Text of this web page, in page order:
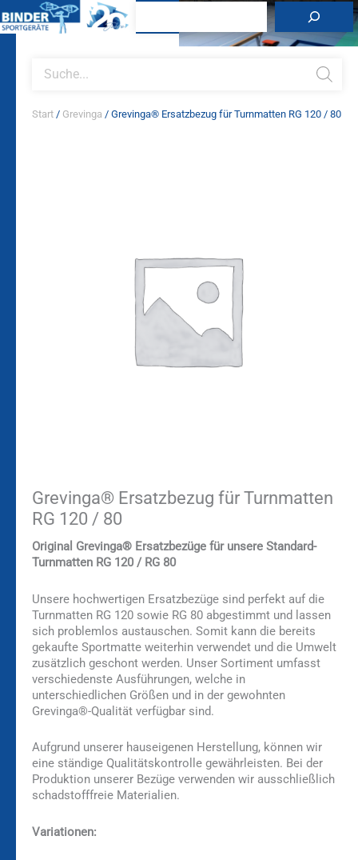
Inhalt
search
Start / Grevinga / Grevinga® Ersatzbezug für Turnmatten RG 120 / 80
Grevinga® Ersatzbezug für Turnmatten
RG 120 / 80
Original Grevinga® Ersatzbezüge für unsere Standard-
Turnmatten RG 120 / RG 80
Unsere hochwertigen Ersatzbezüge sind perfekt auf die
Turnmatten RG 120 sowie RG 80 abgestimmt und lassen
sich problemlos austauschen. Somit kann die bereits
gekaufte Sportmatte weiterhin verwendet und die Umwelt
zusätzlich geschont werden. Unser Sortiment umfasst
verschiedenste Ausführungen, welche in
unterschiedlichen Größen und in der gewohnten
Grevinga®-Qualität verfügbar sind.
Aufgrund unserer hauseigenen Herstellung, können wir
eine ständige Qualitätskontrolle gewährleisten. Bei der
Produktion unserer Bezüge verwenden wir ausschließlich
schadstofffreie Materialien.
Variationen: